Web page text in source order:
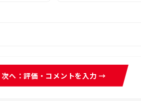
次へ：評価・コメントを入力 →